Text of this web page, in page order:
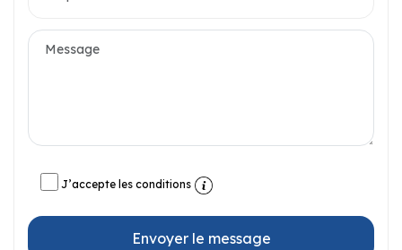
J’accepte les conditions
Envoyer le message